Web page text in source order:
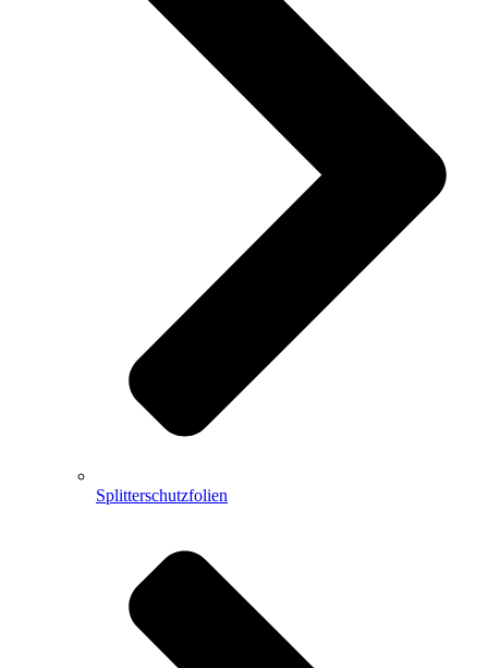
Splitterschutzfolien